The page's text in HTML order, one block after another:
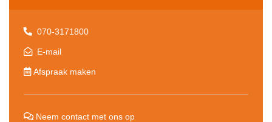
070-3171800
E-mail
Afspraak maken
Neem contact met ons op